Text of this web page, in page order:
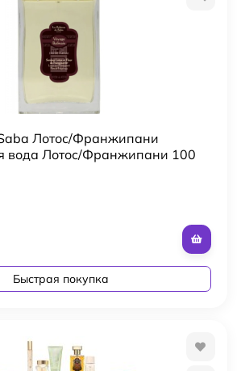
Лотос/Франжипани
Лотос/Франжипани 100
Быстрая покупка